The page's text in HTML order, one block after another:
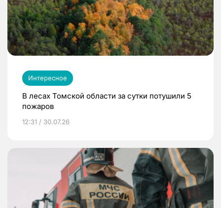
Интересное
В лесах Томской области за сутки потушили 5
пожаров
12:31 / 30.07.26